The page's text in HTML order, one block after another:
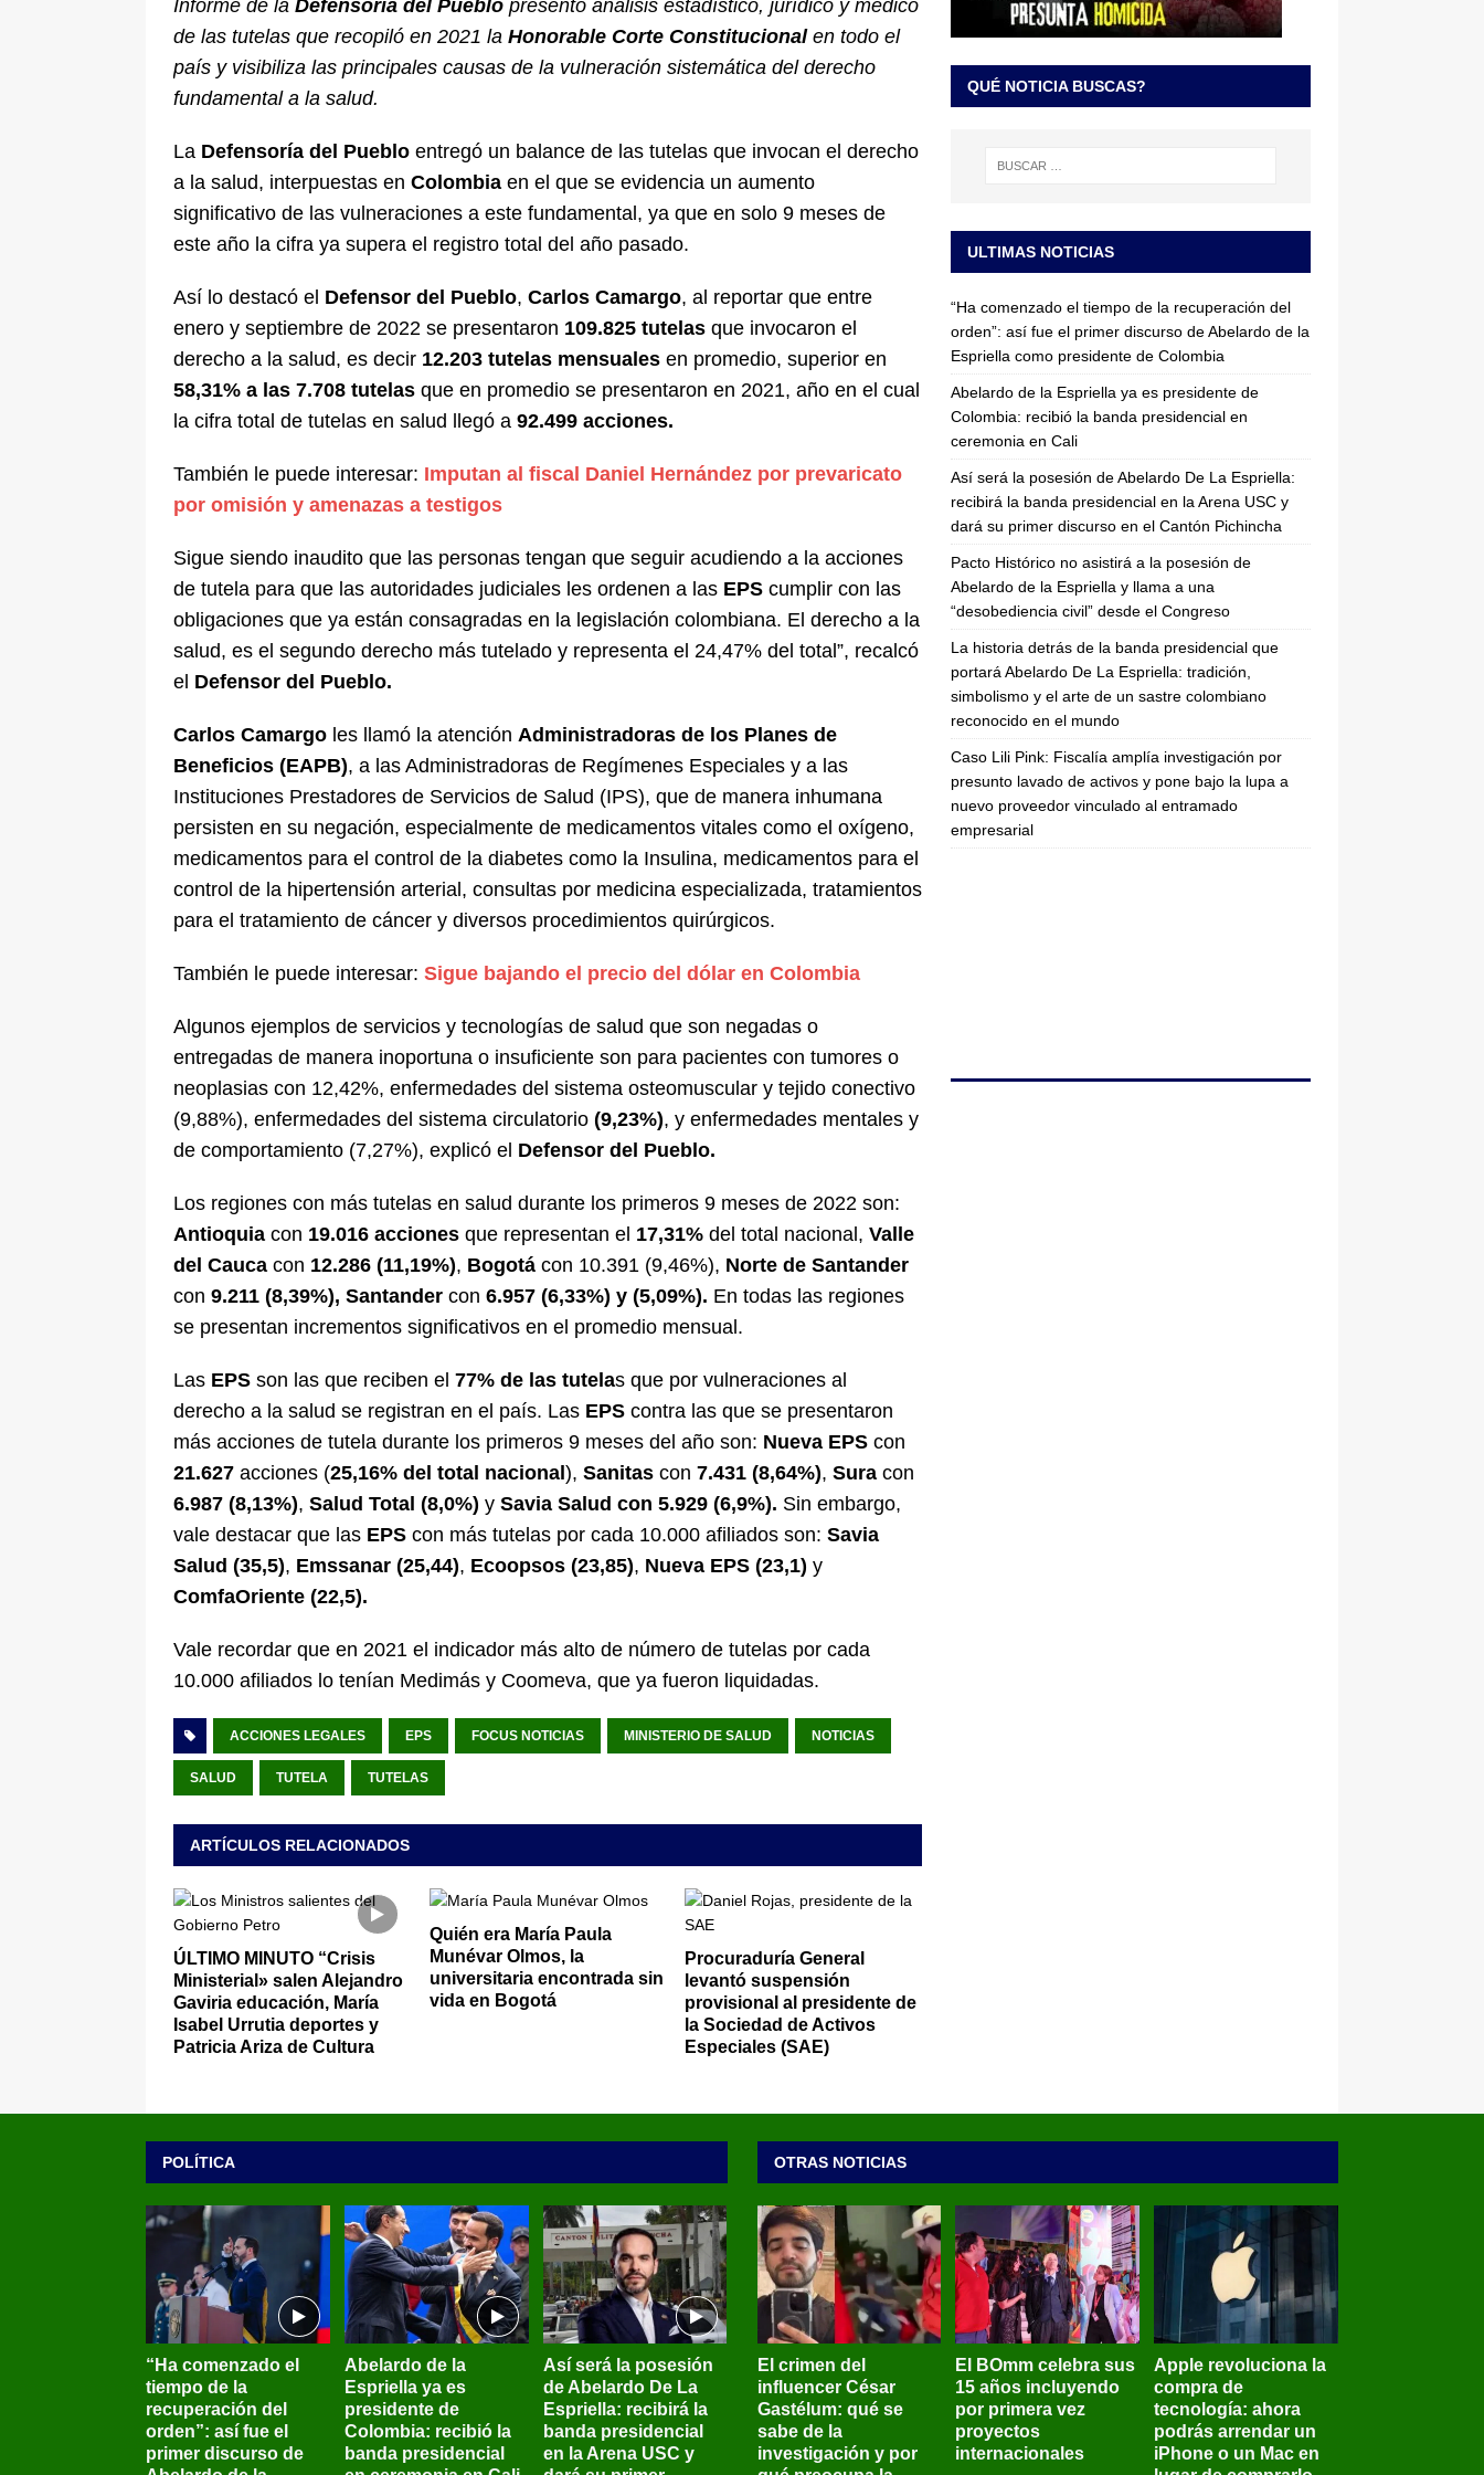
La historia detrás de la banda presidencial que portará Abelardo De La
Espriella: tradición, simbolismo y el arte de un sastre colombiano reconocido en el mundo LO
ÚLTIMO
Informe de la Defensoría del Pueblo presentó análisis estadístico, jurídico y médico
de las tutelas que recopiló en 2021 la Honorable Corte Constitucionalen todo el
país y visibiliza las principales causas de la vulneración sistemática del derecho
fundamental a la salud.
La Defensoría del Pueblo entregó un balance de las tutelas que invocan el derecho
a la salud, interpuestas en Colombia en el que se evidencia un aumento
significativo de las vulneraciones a este fundamental, ya que en solo 9 meses de
este año la cifra ya supera el registro total del año pasado.
Así lo destacó el Defensor del Pueblo, Carlos Camargo, al reportar que entre
enero y septiembre de 2022 se presentaron 109.825 tutelas que invocaron el
derecho a la salud, es decir 12.203 tutelas mensuales en promedio, superior en
58,31% a las 7.708 tutelas que en promedio se presentaron en 2021, año en el cual
la cifra total de tutelas en salud llegó a 92.499 acciones.
También le puede interesar: Imputan al fiscal Daniel Hernández por prevaricato
por omisión y amenazas a testigos
Sigue siendo inaudito que las personas tengan que seguir acudiendo a la acciones
de tutela para que las autoridades judiciales les ordenen a las EPS cumplir con las
obligaciones que ya están consagradas en la legislación colombiana. El derecho a la
salud, es el segundo derecho más tutelado y representa el 24,47% del total”, recalcó
el Defensor del Pueblo.
Carlos Camargo les llamó la atención Administradoras de los Planes de
Beneficios (EAPB), a las Administradoras de Regímenes Especiales y a las
Instituciones Prestadores de Servicios de Salud (IPS), que de manera inhumana
persisten en su negación, especialmente de medicamentos vitales como el oxígeno,
medicamentos para el control de la diabetes como la Insulina, medicamentos para el
control de la hipertensión arterial, consultas por medicina especializada, tratamientos
para el tratamiento de cáncer y diversos procedimientos quirúrgicos.
También le puede interesar: Sigue bajando el precio del dólar en Colombia
Algunos ejemplos de servicios y tecnologías de salud que son negadas o
entregadas de manera inoportuna o insuficiente son para pacientes con tumores o
neoplasias con 12,42%, enfermedades del sistema osteomuscular y tejido conectivo
(9,88%), enfermedades del sistema circulatorio (9,23%), y enfermedades mentales y
de comportamiento (7,27%), explicó el Defensor del Pueblo.
Los regiones con más tutelas en salud durante los primeros 9 meses de 2022 son:
Antioquia con 19.016 acciones que representan el 17,31% del total nacional, Valle
del Cauca con 12.286 (11,19%), Bogotá con 10.391 (9,46%), Norte de Santander
con 9.211 (8,39%), Santander con 6.957 (6,33%) y (5,09%). En todas las regiones
se presentan incrementos significativos en el promedio mensual.
Las EPS son las que reciben el 77% de las tutelas que por vulneraciones al
derecho a la salud se registran en el país. Las EPS contra las que se presentaron
más acciones de tutela durante los primeros 9 meses del año son: Nueva EPS con
21.627 acciones (25,16% del total nacional ), Sanitas con 7.431 (8,64%), Sura con
6.987 (8,13%), Salud Total (8,0%) y Savia Salud con 5.929 (6,9%). Sin embargo,
vale destacar que las EPS con más tutelas por cada 10.000 afiliados son: Savia
Salud (35,5), Emssanar (25,44), Ecoopsos (23,85), Nueva EPS (23,1) y
ComfaOriente (22,5).
Vale recordar que en 2021 el indicador más alto de número de tutelas por cada
10.000 afiliados lo tenían Medimás y Coomeva, que ya fueron liquidadas.
ACCIONES LEGALES EPS FOCUS NOTICIAS MINISTERIO DE SALUD NOTICIAS
SALUD TUTELA TUTELAS
ARTÍCULOS RELACIONADOS
ÚLTIMO MINUTO “Crisis
Ministerial» salen Alejandro
Gaviria educación, María
Isabel Urrutia deportes y
Patricia Ariza de Cultura
Quién era María Paula
Munévar Olmos, la
universitaria encontrada sin
vida en Bogotá
Procuraduría General
levantó suspensión
provisional al presidente de
la Sociedad de Activos
Especiales (SAE)
QUÉ NOTICIA BUSCAS?
ULTIMAS NOTICIAS
“Ha comenzado el tiempo de la recuperación del
orden”: así fue el primer discurso de Abelardo de la
Espriella como presidente de Colombia
Abelardo de la Espriella ya es presidente de
Colombia: recibió la banda presidencial en
ceremonia en Cali
Así será la posesión de Abelardo De La Espriella:
recibirá la banda presidencial en la Arena USC y
dará su primer discurso en el Cantón Pichincha
Pacto Histórico no asistirá a la posesión de
Abelardo de la Espriella y llama a una
“desobediencia civil” desde el Congreso
La historia detrás de la banda presidencial que
portará Abelardo De La Espriella: tradición,
simbolismo y el arte de un sastre colombiano
reconocido en el mundo
Caso Lili Pink: Fiscalía amplía investigación por
presunto lavado de activos y pone bajo la lupa a
nuevo proveedor vinculado al entramado
empresarial
POLÍTICA
“Ha comenzado el
tiempo de la
recuperación del
orden”: así fue el
primer discurso de
Abelardo de la
Espriella ya es
presidente de
Colombia: recibió la
banda presidencial
Así será la posesión
de Abelardo De La
Espriella: recibirá la
banda presidencial
en la Arena USC y
OTRAS NOTICIAS
El crimen del
influencer César
Gastélum: qué se
sabe de la
investigación y por
El BOmm celebra sus
15 años incluyendo
por primera vez
proyectos
internacionales
Apple revoluciona la
compra de
tecnología: ahora
podrás arrendar un
iPhone o un Mac en